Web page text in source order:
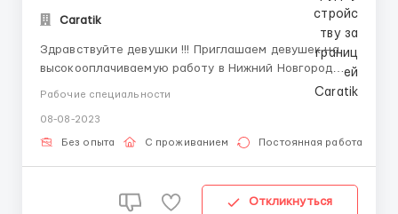
Caratik
Здравствуйте девушки !!! Приглашаем девушек на
высокооплачиваемую работу в Нижний Новгород
если вас интересует пишите или звоните все
675-75-75 Требования: Возраст 18+ Симпатичные
внешние данные Уверенность в с...
Рабочие специальности
08-08-2023
Без опыта С проживанием Постоянная работа
Откликнуться